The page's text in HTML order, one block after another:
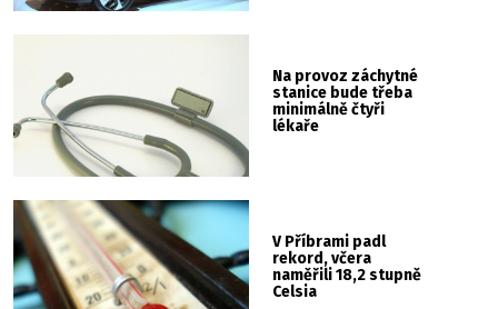
Na provoz záchytné
stanice bude třeba
minimálně čtyři
lékaře
V Příbrami padl
rekord, včera
naměřili 18,2 stupně
Celsia